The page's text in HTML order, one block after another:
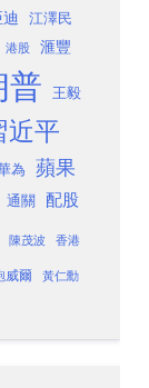
江澤民
港股 滙豐
普 王毅
近平
為 蘋果
通關 配股
陳茂波 香港
威爾 黃仁勳